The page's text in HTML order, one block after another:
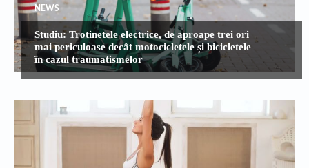
NEWS
Studiu: Trotinetele electrice, de aproape trei ori
mai periculoase decât motocicletele și bicicletele
în cazul traumatismelor